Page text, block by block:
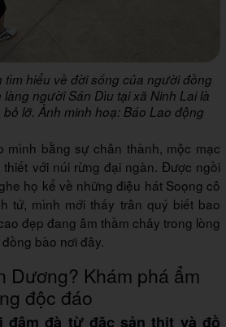
tìm hiểu về đời sống của người đồng
người Sán Dìu tại xã Ninh Lai là
lỡ. Ảnh minh hoạ: Báo Lao động
mình bằng sự chân thành, mộc mạc
với núi rừng đại ngàn. Được ngồi
họ kể về những điệu hát Soọng cô
tứ, mình mới thấy trân quý biết bao
đẹp đang âm thầm chảy trong lòng
bào nơi đây.
Dương? Khám phá ẩm
độc đáo
đậm đà từ đặc sản thịt và đồ